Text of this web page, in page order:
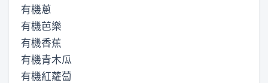
有機蔥
有機芭樂
有機香蕉
有機青木瓜
有機紅蘿蔔